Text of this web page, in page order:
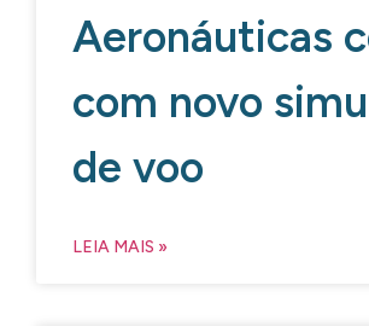
Aeronáuticas
com novo
de voo
LEIA MAIS »